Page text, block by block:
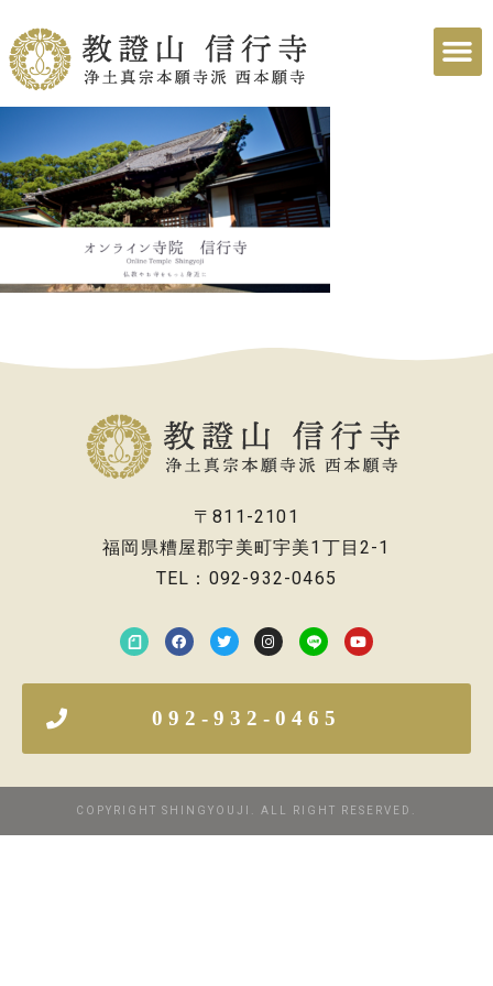
〒811-2101
福岡県糟屋郡宇美町宇美1丁目2-1
TEL：092-932-0465
092-932-0465
COPYRIGHT SHINGYOUJI. ALL RIGHT RESERVED.